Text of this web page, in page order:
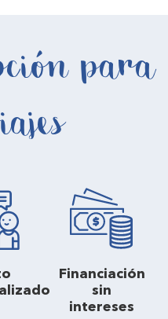
para
Financiación
sin
intereses